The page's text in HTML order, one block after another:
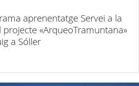
aprenentatge Servei a la
projecte «ArqueoTramuntana»
a Sóller